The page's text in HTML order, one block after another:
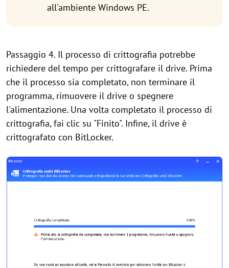
all'ambiente Windows PE.
Passaggio 4. Il processo di crittografia potrebbe
richiedere del tempo per crittografare il drive. Prima
che il processo sia completato, non terminare il
programma, rimuovere il drive o spegnere
l'alimentazione. Una volta completato il processo di
crittografia, fai clic su "Finito". Infine, il drive è
crittografato con BitLocker.